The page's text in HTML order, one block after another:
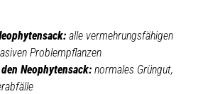
alle vermehrungsfähigen
Problempflanzen
Neophytensack: normales Grüngut,